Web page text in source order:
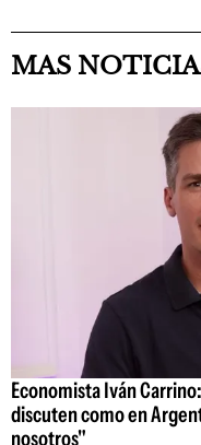
MAS
Economista Iván
discuten como en
nosotros"